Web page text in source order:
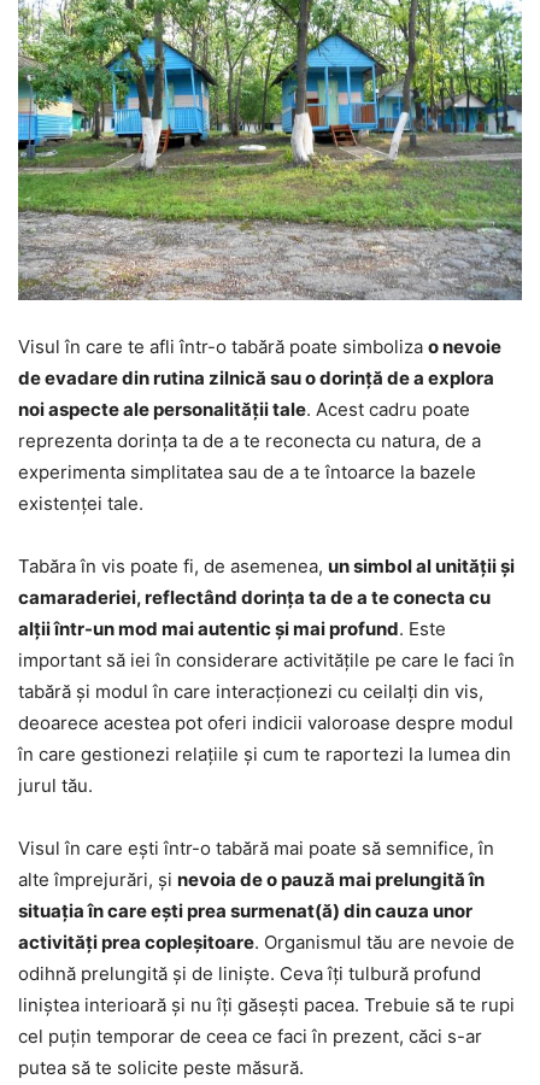
Visul în care te afli într-o tabără poate simboliza o nevoie
de evadare din rutina zilnică sau o dorință de a explora
noi aspecte ale personalității tale. Acest cadru poate
reprezenta dorința ta de a te reconecta cu natura, de a
experimenta simplitatea sau de a te întoarce la bazele
existenței tale.
Tabăra în vis poate fi, de asemenea, un simbol al unității și
camaraderiei, reflectând dorința ta de a te conecta cu
alții într-un mod mai autentic și mai profund. Este
important să iei în considerare activitățile pe care le faci în
tabără și modul în care interacționezi cu ceilalți din vis,
deoarece acestea pot oferi indicii valoroase despre modul
în care gestionezi relațiile și cum te raportezi la lumea din
jurul tău.
Visul în care ești într-o tabără mai poate să semnifice, în
alte împrejurări, și nevoia de o pauză mai prelungită în
situația în care ești prea surmenat(ă) din cauza unor
activități prea copleșitoare. Organismul tău are nevoie de
odihnă prelungită și de liniște. Ceva îți tulbură profund
liniștea interioară și nu îți găsești pacea. Trebuie să te rupi
cel puțin temporar de ceea ce faci în prezent, căci s-ar
putea să te solicite peste măsură.